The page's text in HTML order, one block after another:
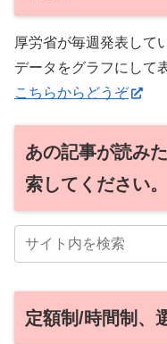
厚労省が毎週発表して
データをグラフにして
こちらからどうぞ
あの記事が読み
索してください。
定額制/時間制、